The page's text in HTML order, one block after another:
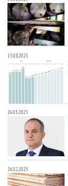
15.08.2025
26.03.2025
26.02.2025